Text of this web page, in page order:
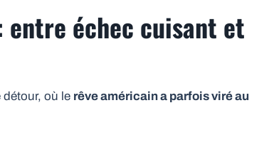
entre échec cuisant et
où le rêve américain a parfois viré au